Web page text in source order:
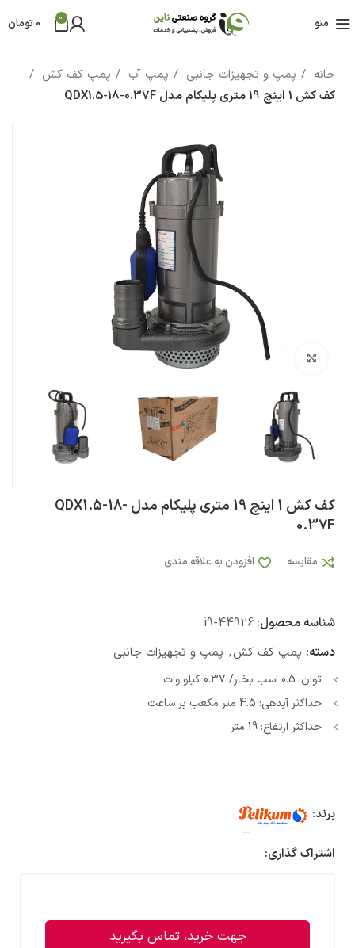
منو 0
0 تومان
خانه پمپ و تجهیزات جانبی پمپ آب
پمپ کف کش
کف کش 1 اینچ 19 متری پلیکام مدل QDX1.5-18-0.37F
بزرگنمایی تصویر
کف کش 1 اینچ 19 متری پلیکام مدل QDX1.5-18-
0.37F
مقایسه افزودن به علاقه مندی
شناسه محصول: i9-44926
دسته: پمپ کف کش, پمپ و تجهیزات جانبی
توان: 0.5 اسب بخار/ 0.37 کیلو وات
حداکثر آبدهی: 4.5 متر مکعب بر ساعت
حداکثر ارتفاع: 19 متر
برند:
اشتراک گذاری:
جهت خرید، تماس بگیرید